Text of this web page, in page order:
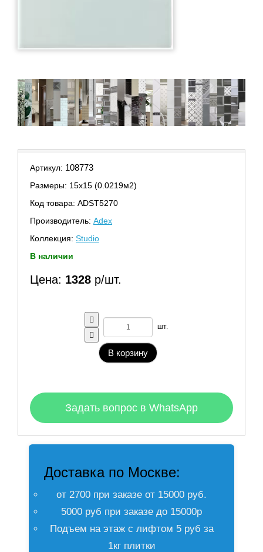
Артикул: 108773
Размеры: 15х15 (0.0219м2)
Код товара: ADST5270
Производитель: Adex
Коллекция: Studio
В наличии
Цена: 1328 р/шт.
шт.
В корзину
Задать вопрос в WhatsApp
Доставка по Москве:
от 2700 при заказе от 15000 руб.
5000 руб при заказе до 15000р
Подъем на этаж с лифтом 5 руб за
1кг плитки